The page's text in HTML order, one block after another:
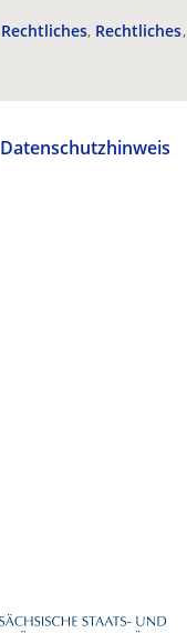
Rechtliches Rechtliches
Datenschutzhinweis